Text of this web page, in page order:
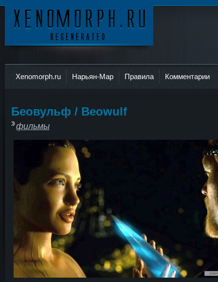
Xenomorph.ru Нарьян-Мар Правила Комментарии
Беовульф / Beowulf
фильмы